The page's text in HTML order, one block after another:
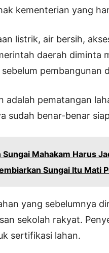
kementerian yang
listrik, air bersih,
daerah diminta
pembangunan
adalah pematangan
sudah benar-benar
Sungai Mahakam Harus
Sungai Itu Mati
yang sebelumnya
sekolah rakyat.
sertifikasi lahan.